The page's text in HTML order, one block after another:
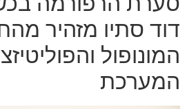
דוד סתיו מזהיר
המונופול
המערכת